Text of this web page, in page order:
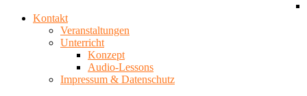
Kontakt
Veranstaltungen
Unterricht
Konzept
Audio-Lessons
Impressum & Datenschutz